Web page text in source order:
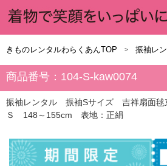
きものレンタルわらくあんTOP 振袖レ
商品番号：104-S-kaw0074
振袖レンタル 振袖Sサイズ 吉祥扇面
Ｓ 148～155cm 表地：正絹